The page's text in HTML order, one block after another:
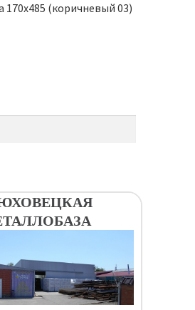
170х485 (коричневый 03)